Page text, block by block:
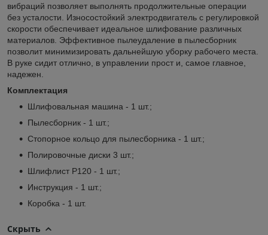
вибраций позволяет выполнять продолжительные операции
без усталости. Износостойкий электродвигатель с регулировкой
скорости обеспечивает идеальное шлифование различных
материалов. Эффективное пылеудаление в пылесборник
позволит минимизировать дальнейшую уборку рабочего места.
В руке сидит отлично, в управлении прост и, самое главное,
надежен.
Комплектация
Шлифовальная машина - 1 шт.;
Пылесборник - 1 шт.;
Стопорное кольцо для пылесборника - 1 шт.;
Полировочные диски 3 шт.;
Шлифлист P120 - 1 шт.;
Инструкция - 1 шт.;
Коробка - 1 шт.
Скрыть